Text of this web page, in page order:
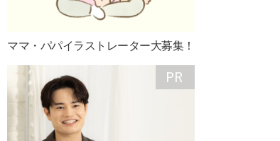
ママ・パパイラストレーター大募集！